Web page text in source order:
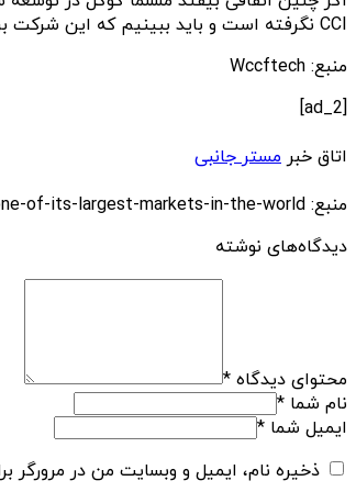
CCI نگرفته است و باید ببینیم که این شرکت برای رفع این مشکلات چه تصمیمی می‌گیرد.
منبع: Wccftech
[ad_2]
اتاق خبر مستر جانبی
منبع: https://techfars.com/244286/android-faces-a-huge-trouble-in-one-of-its-largest-markets-in-the-world/
دیدگاه‌های نوشته
محتوای دیدگاه *
نام شما *
ایمیل شما *
ذخیره نام، ایمیل و وبسایت من در مرورگر